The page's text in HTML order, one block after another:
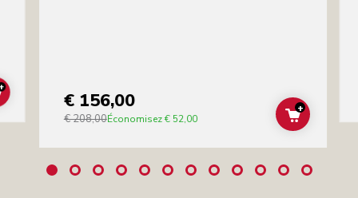
ADD TO CART€ 156,00
€ 208,00Économisez€ 52,00 ADD TO
+